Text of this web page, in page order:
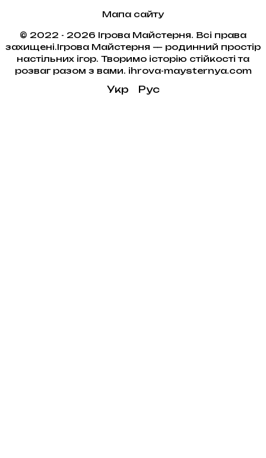
Мапа сайту
© 2022 - 2026 Ігрова Майстерня. Всі права
захищені.Ігрова Майстерня — родинний простір
настільних ігор. Творимо історію стійкості та
розваг разом з вами. ihrova-maysternya.com
Укр Рус